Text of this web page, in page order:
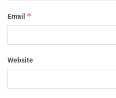
Email *
Website